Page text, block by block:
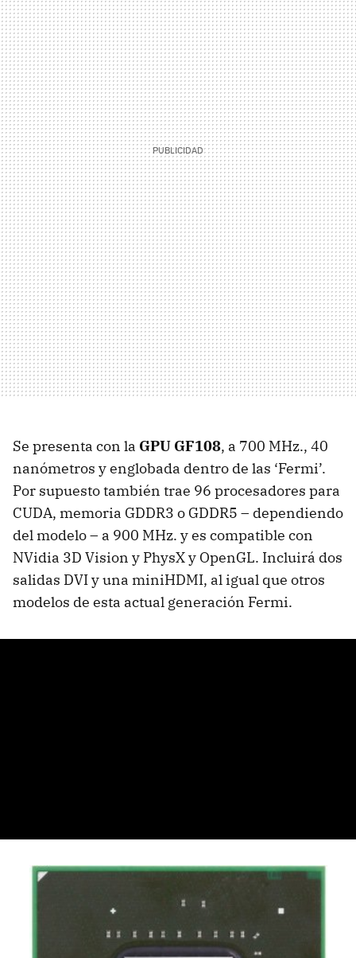
Se presenta con la GPU GF108, a 700 MHz., 40
nanómetros y englobada dentro de las ‘Fermi’.
Por supuesto también trae 96 procesadores para
CUDA, memoria GDDR3 o GDDR5 – dependiendo
del modelo – a 900 MHz. y es compatible con
NVidia 3D Vision y PhysX y OpenGL. Incluirá dos
salidas DVIy una miniHDMI, al igual que otros
modelos de esta actual generación Fermi.